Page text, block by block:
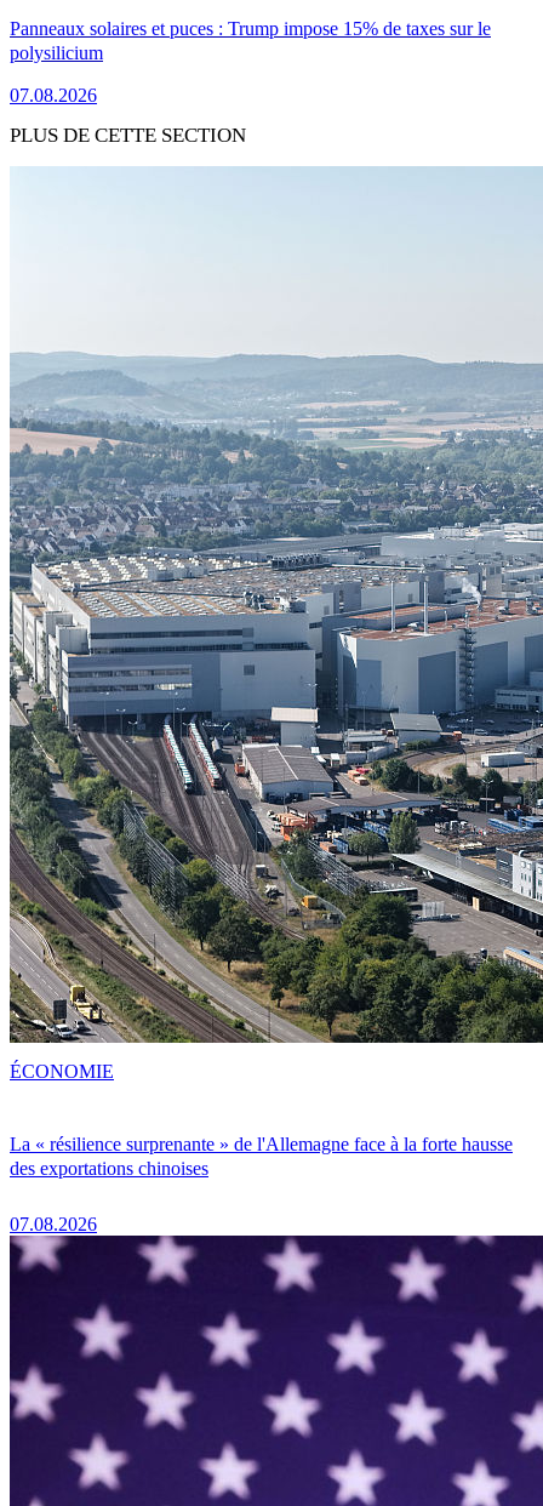
Panneaux solaires et puces : Trump impose 15% de taxes sur le
polysilicium
07.08.2026
PLUS DE CETTE SECTION
La « résilience surprenante » de l'Allemagne face à la forte hausse
des exportations chinoises
07.08.2026
ÉCONOMIE